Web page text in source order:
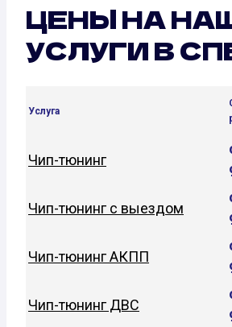
ЦЕНЫ НА
УСЛУГИ В
Услуга
Чип-тюнинг
Чип-тюнинг с выездом
Чип-тюнинг АКПП
Чип-тюнинг ДВС